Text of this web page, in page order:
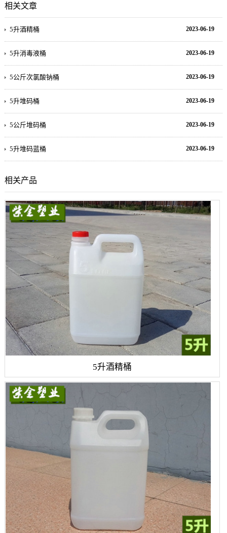
相关文章
2023-06-19
5升酒精桶
2023-06-19
5升消毒液桶
2023-06-19
5公斤次氯酸钠桶
2023-06-19
5升堆码桶
2023-06-19
5公斤堆码桶
2023-06-19
5升堆码蓝桶
相关产品
5升酒精桶